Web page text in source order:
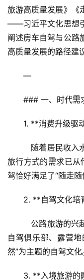
旅游高质量发展》《
——习近平文化思想
阐述房车自驾与公路
高质量发展的路径建
—
### 一、时代需
1. **消费升级驱
旅行方式的需求已从
驾恰好满足了“随走
2. **自驾文化培
自驾俱乐部、露营
然”为主题的自驾文化
3. **入境旅游的